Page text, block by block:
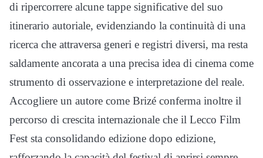
di ripercorrere alcune tappe significative del suo
itinerario autoriale, evidenziando la continuità di una
ricerca che attraversa generi e registri diversi, ma resta
saldamente ancorata a una precisa idea di cinema come
strumento di osservazione e interpretazione del reale.
Accogliere un autore come Brizé conferma inoltre il
percorso di crescita internazionale che il Lecco Film
Fest sta consolidando edizione dopo edizione,